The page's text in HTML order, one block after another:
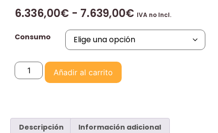
6.336,00€ - 7.639,00€ IVA no Incl.
Consumo
Añadir al carrito
Descripción Información adicional